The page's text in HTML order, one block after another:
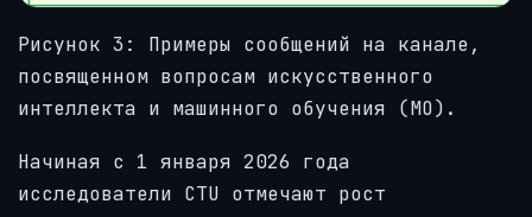
Рисунок 3: Примеры сообщений на канале,
посвященном вопросам искусственного
интеллекта и машинного обучения (МО).
Начиная с 1 января 2026 года
исследователи CTU отмечают рост